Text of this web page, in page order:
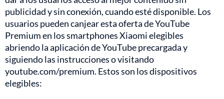
publicidad y sin conexión, cuando esté disponible. Los
usuarios pueden canjear esta oferta de YouTube
Premium en los smartphones Xiaomi elegibles
abriendo la aplicación de YouTube precargada y
siguiendo las instrucciones o visitando
youtube.com/premium. Estos son los dispositivos
elegibles: